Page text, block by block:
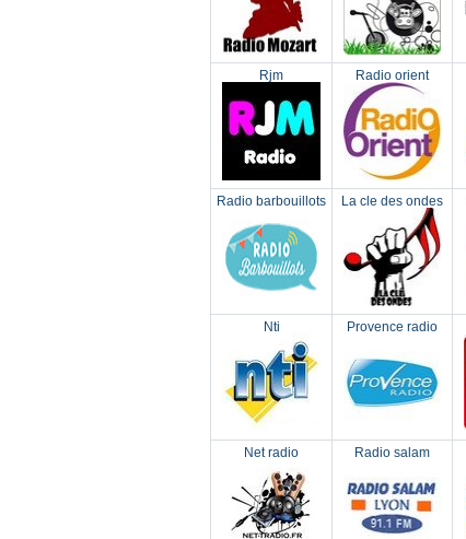
Rjm Radio orient
Radio barbouillots La cle des ondes
Nti Provence radio
Net radio Radio salam